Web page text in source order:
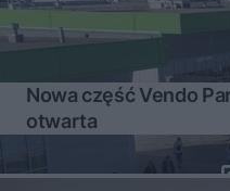
Nowa część Vendo
otwarta